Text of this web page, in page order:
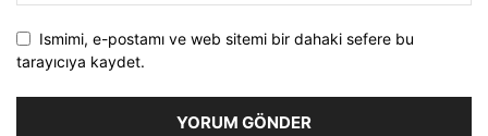
Ismimi, e-postamı ve web sitemi bir dahaki sefere bu
tarayıcıya kaydet.